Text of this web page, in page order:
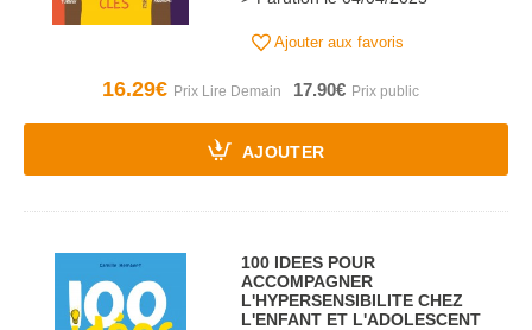
Ajouter aux favoris
16.29€ 17.90€
AJOUTER
100 IDEES POUR
ACCOMPAGNER
L'HYPERSENSIBILITE CHEZ
L'ENFANT ET L'ADOLESCENT